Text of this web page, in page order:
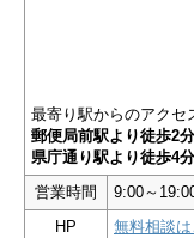
最寄り駅からのアクセ
郵便局前駅より徒歩2分
県庁通り駅より徒歩4分
営業時間
9:00～
HP
無料相談は